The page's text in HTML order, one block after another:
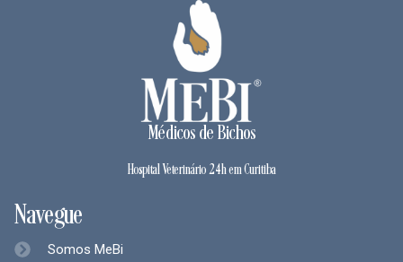
Médicos de Bichos
Hospital Veterinário 24h em Curitiba
Navegue
Somos MeBi